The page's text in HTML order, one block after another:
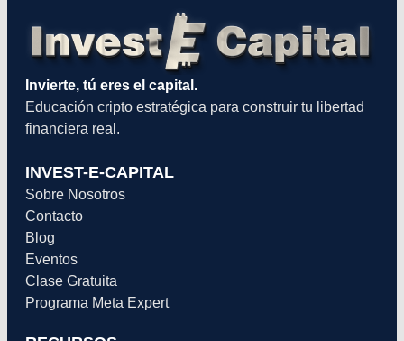
Invierte, tú eres el capital.
Educación cripto estratégica para construir tu libertad
financiera real.
INVEST-E-CAPITAL
Sobre Nosotros
Contacto
Blog
Eventos
Clase Gratuita
Programa Meta Expert